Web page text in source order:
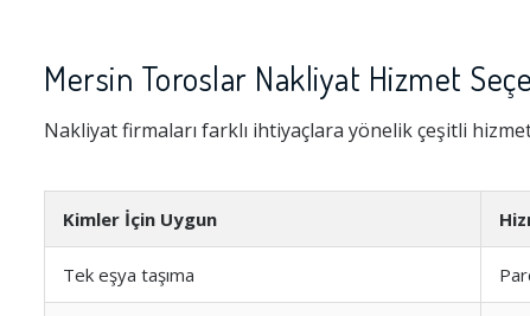
Mersin Toroslar Nakliyat Hizmet
Nakliyat firmaları farklı ihtiyaçlara yönelik çeşitli
Kimler İçin Uygun
Tek eşya taşıma